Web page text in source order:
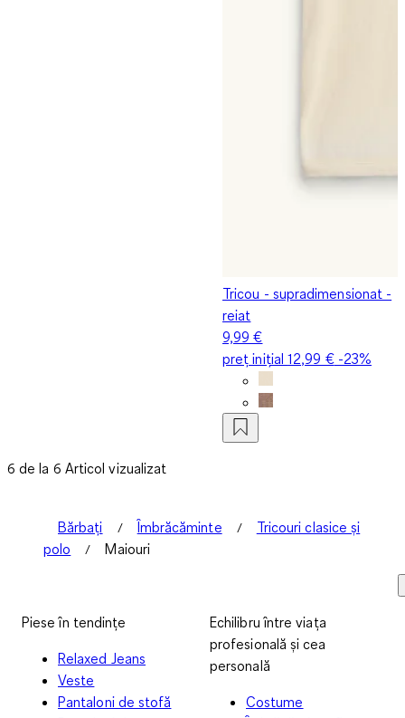
Tricou - supradimensionat -
reiat
9,99 €
preț inițial12,99 €-23%
6 de la 6 Articol vizualizat
Bărbați Îmbrăcăminte
Tricouri clasice și
polo
Maiouri
Piese în tendințe
Relaxed Jeans
Veste
Pantaloni de stofă
Echilibru între viața
profesională și cea
personală
Costume